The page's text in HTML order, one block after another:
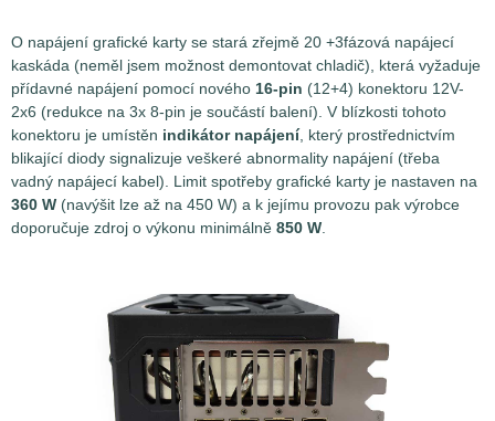
O napájení grafické karty se stará zřejmě 20 +3fázová napájecí
kaskáda (neměl jsem možnost demontovat chladič), která vyžaduje
přídavné napájení pomocí nového 16-pin (12+4) konektoru 12V-
2x6 (redukce na 3x 8-pin je součástí balení). V blízkosti tohoto
konektoru je umístěn indikátor napájení, který prostřednictvím
blikající diody signalizuje veškeré abnormality napájení (třeba
vadný napájecí kabel). Limit spotřeby grafické karty je nastaven na
360 W (navýšit lze až na 450 W) a k jejímu provozu pak výrobce
doporučuje zdroj o výkonu minimálně 850 W